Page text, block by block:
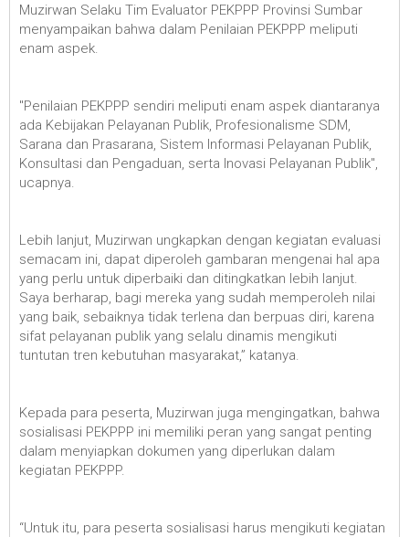
Muzirwan Selaku Tim Evaluator PEKPPP Provinsi Sumbar
menyampaikan bahwa dalam Penilaian PEKPPP meliputi
enam aspek.
"Penilaian PEKPPP sendiri meliputi enam aspek diantaranya
ada Kebijakan Pelayanan Publik, Profesionalisme SDM,
Sarana dan Prasarana, Sistem Informasi Pelayanan Publik,
Konsultasi dan Pengaduan, serta Inovasi Pelayanan Publik",
ucapnya.
Lebih lanjut, Muzirwan ungkapkan dengan kegiatan evaluasi
semacam ini, dapat diperoleh gambaran mengenai hal apa
yang perlu untuk diperbaiki dan ditingkatkan lebih lanjut.
Saya berharap, bagi mereka yang sudah memperoleh nilai
yang baik, sebaiknya tidak terlena dan berpuas diri, karena
sifat pelayanan publik yang selalu dinamis mengikuti
tuntutan tren kebutuhan masyarakat,” katanya.
Kepada para peserta, Muzirwan juga mengingatkan, bahwa
sosialisasi PEKPPP ini memiliki peran yang sangat penting
dalam menyiapkan dokumen yang diperlukan dalam
kegiatan PEKPPP.
“Untuk itu, para peserta sosialisasi harus mengikuti kegiatan